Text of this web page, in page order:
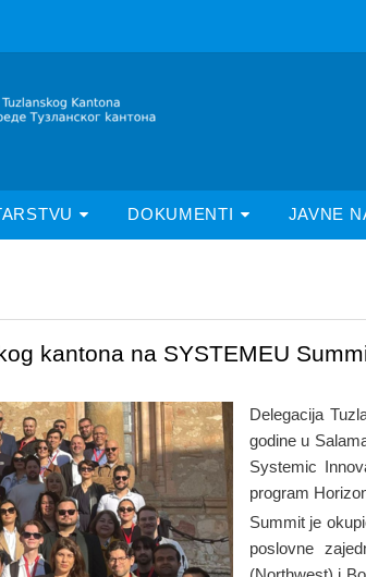
DOKUMENTI JAVNE
kantona na SYSTEMEU
Delegacija
godine u
Systemic
program
Summit je
poslovne